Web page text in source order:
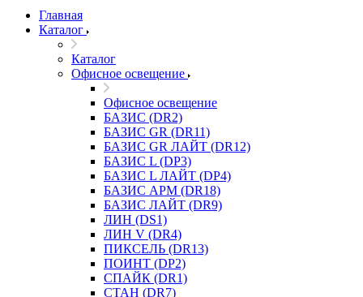
Главная
Каталог
Каталог
Офисное освещение
Офисное освещение
БАЗИС (DR2)
БАЗИС GR (DR11)
БАЗИС GR ЛАЙТ (DR12)
БАЗИС L (DP3)
БАЗИС L ЛАЙТ (DP4)
БАЗИС АРМ (DR18)
БАЗИС ЛАЙТ (DR9)
ЛИН (DS1)
ЛИН V (DR4)
ПИКСЕЛЬ (DR13)
ПОИНТ (DP2)
СПАЙК (DR1)
СТАН (DR7)